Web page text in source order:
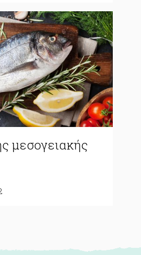
μεσογειακής